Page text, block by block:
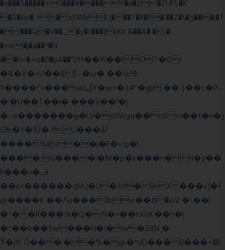
�v���5�����+G���¥����Y�d�2�ZUF1,�K
�5�6p�..t�zSWbE{���7�R�P�'��Z�\�ʒ���j�T
����Q�V��_�y�t���)kKk &��&�.�,�-
�=w�j�a��^�N
i��0<�:=o�0�p4��"2Η��Yl��lC!7�0r
�&�X�=U��8$~�ω� ��\k?8
Y����*=���wܛ$Y�w+�2#"�@,��-}��c�P-
�'�U��T��l� ���V��ľ�|
�~o�������g�UJ�o3Wgq��c6 m��t�n�]
IЭh�Y�1Ȕ�:YU���ǟ?
����%k[s��j�F�vJg�!
����.G����i�M�p�k���n�N�y��
R���v�ڤ
��e<������qM;)�U�At�8eX���x]�f
@����K ��/\u���3bw��מ�ioV �\��|
�^��R���?k�Q�:N�=��hXkiK��h�|
�^��b��$w���N�I�w�Z8Ɲ ͚�
Ŷ�įV`O���:��%�@�*ʊD���B���+櫥